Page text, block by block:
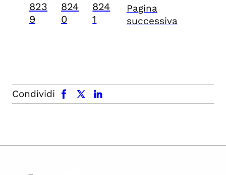
823
9
824
0
824
1
Pagina
successiva
Condividi
facebook x.com linkedin